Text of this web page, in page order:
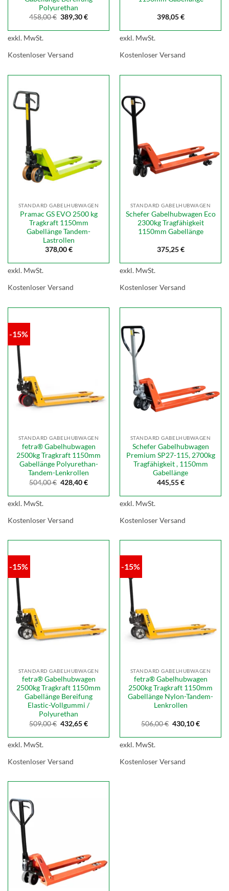
Polyurethan
458,00€ Ursprünglicher
Preis
war:
389,30€Aktueller
ist:
exkl. MwSt.
Kostenloser Versand
398,05€
exkl. MwSt.
Kostenloser Versand
STANDARD GABELHUBWAGEN
Pramac GS EVO 2500 kg
Tragkraft 1150mm
Gabellänge Tandem-
Lastrollen
378,00€
exkl. MwSt.
Kostenloser Versand
STANDARD GABELHUBWAGEN
Schefer Gabelhubwagen Eco
2300kg Tragfähigkeit
1150mm Gabellänge
375,25€
exkl. MwSt.
Kostenloser Versand
-15%
STANDARD GABELHUBWAGEN
fetra® Gabelhubwagen
2500kg Tragkraft 1150mm
Gabellänge Polyurethan-
Tandem-Lenkrollen
504,00€ Ursprünglicher
Preis
war:
428,40€Aktueller
ist:
exkl. MwSt.
Kostenloser Versand
STANDARD GABELHUBWAGEN
Schefer Gabelhubwagen
Premium SP27-115, 2700kg
Tragfähigkeit , 1150mm
Gabellänge
445,55€
exkl. MwSt.
Kostenloser Versand
-15%
STANDARD GABELHUBWAGEN
fetra® Gabelhubwagen
2500kg Tragkraft 1150mm
Gabellänge Bereifung
Elastic-Vollgummi /
Polyurethan
509,00€ Ursprünglicher
Preis
war:
432,65€Aktueller
ist:
exkl. MwSt.
Kostenloser Versand
-15%
STANDARD GABELHUBWAGEN
fetra® Gabelhubwagen
2500kg Tragkraft 1150mm
Gabellänge Nylon-Tandem-
Lenkrollen
506,00€ Ursprünglicher
Preis
war:
430,10€Aktueller
ist:
exkl. MwSt.
Kostenloser Versand